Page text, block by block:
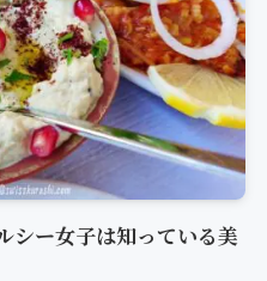
シー女子は知っている美